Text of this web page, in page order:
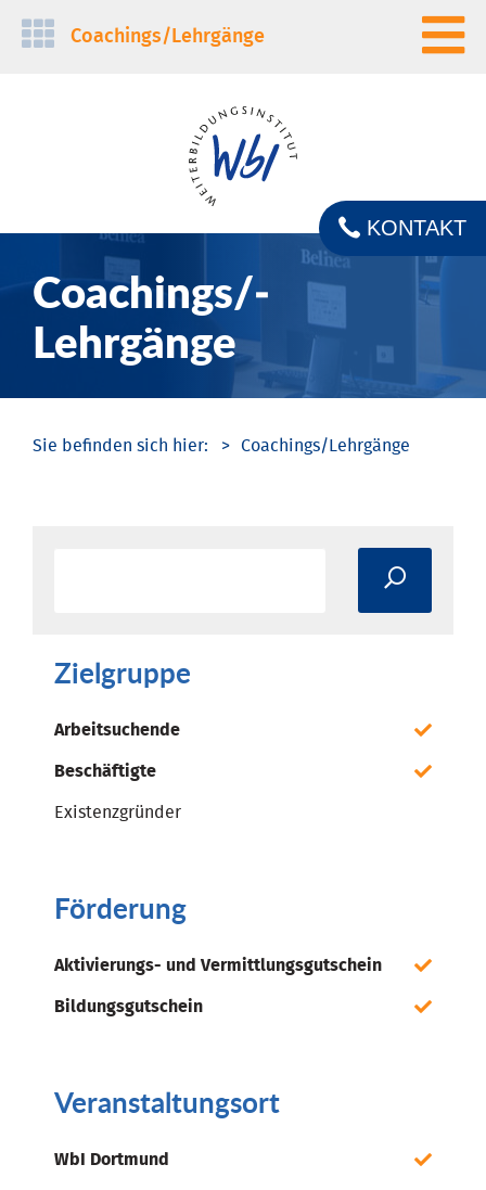
Navigation
Coachings/­Lehrgänge
Coachings/­
Lehrgänge
KONTAKT
Coachings/­Lehrgänge
Zielgruppe
Arbeitsuchende
Beschäftigte
Existenzgründer
Förderung
Aktivierungs- und Vermittlungsgutschein
Bildungsgutschein
Veranstaltungsort
WbI Dortmund